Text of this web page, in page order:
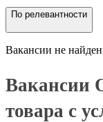
По релевантности
Вакансии не
Вакансии
товара с